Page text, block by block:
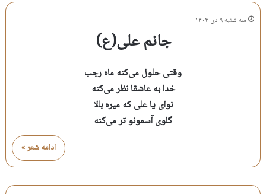
سه شنبه ۹ دی ۱۴۰۴
جانم علی(ع)
وقتی حلول می‌کنه ماه رجب
خدا به عاشقا نظر می‌کنه
نوای یا علی که میره بالا
گلوی آسمونو تر می‌کنه
ادامه شعر »